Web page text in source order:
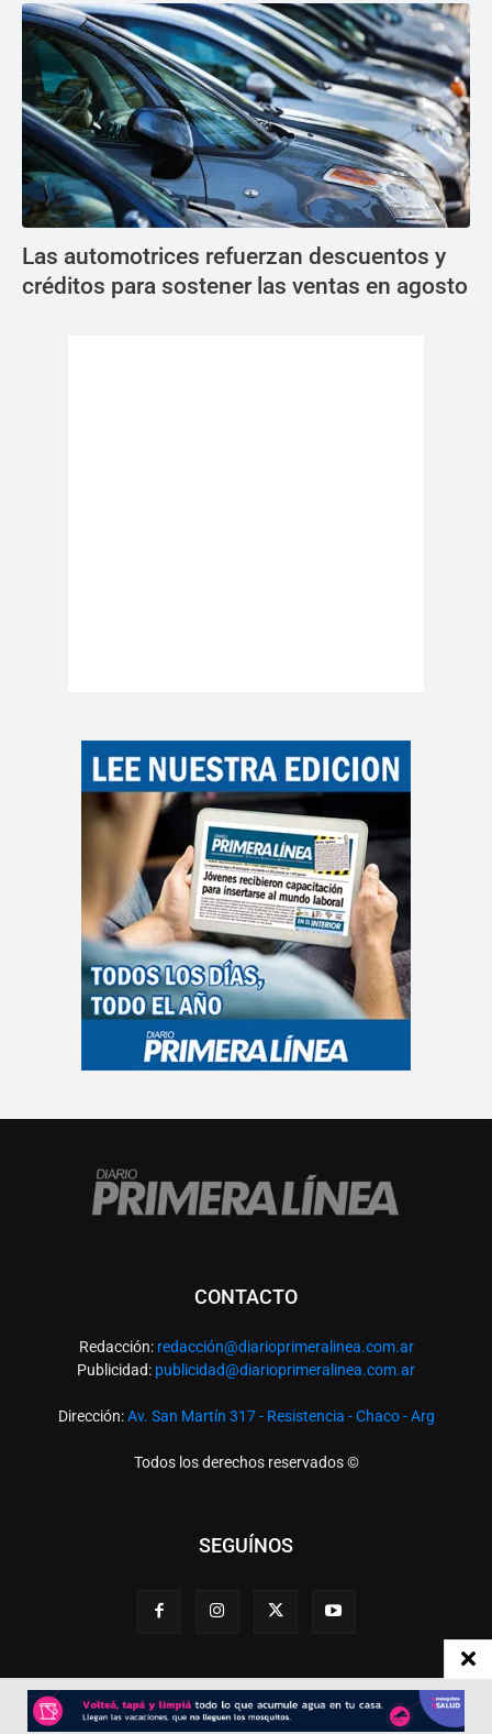
Las automotrices refuerzan descuentos y
créditos para sostener las ventas en agosto
CONTACTO
Redacción: redacción@diarioprimeralinea.com.ar
Publicidad: publicidad@diarioprimeralinea.com.ar
Dirección:Av. San Martín 317 - Resistencia - Chaco - Arg
Todos los derechos reservados ©
SEGUÍNOS
Desarrollado porTP. Web Studio